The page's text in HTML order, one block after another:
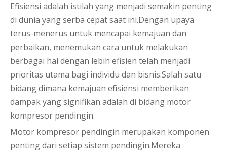
Efisiensi adalah istilah yang menjadi semakin penting
di dunia yang serba cepat saat ini.Dengan upaya
terus-menerus untuk mencapai kemajuan dan
perbaikan, menemukan cara untuk melakukan
berbagai hal dengan lebih efisien telah menjadi
prioritas utama bagi individu dan bisnis.Salah satu
bidang dimana kemajuan efisiensi memberikan
dampak yang signifikan adalah di bidang motor
kompresor pendingin.
Motor kompresor pendingin merupakan komponen
penting dari setiap sistem pendingin.Mereka